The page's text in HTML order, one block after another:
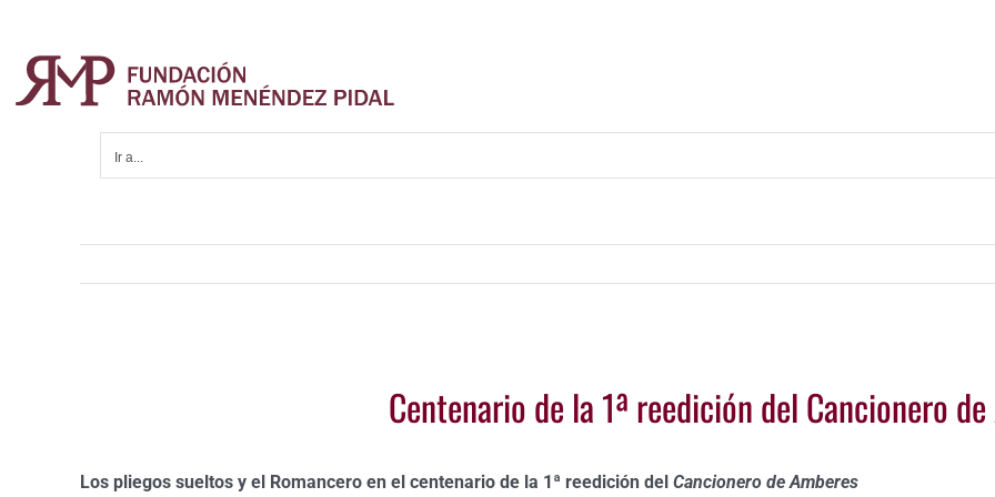
contenido
Ir a...
Centenario de la 1ª reedición del Cancionero
Los pliegos sueltos y el Romancero en el centenario de la 1ª reedición del Cancionero de Amberes